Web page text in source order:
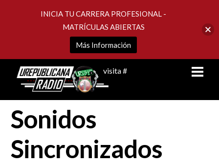
visita #
Sonidos
Sincronizados
INICIA TU CARRERA PROFESIONAL -
MATRÍCULAS ABIERTAS
Más Información